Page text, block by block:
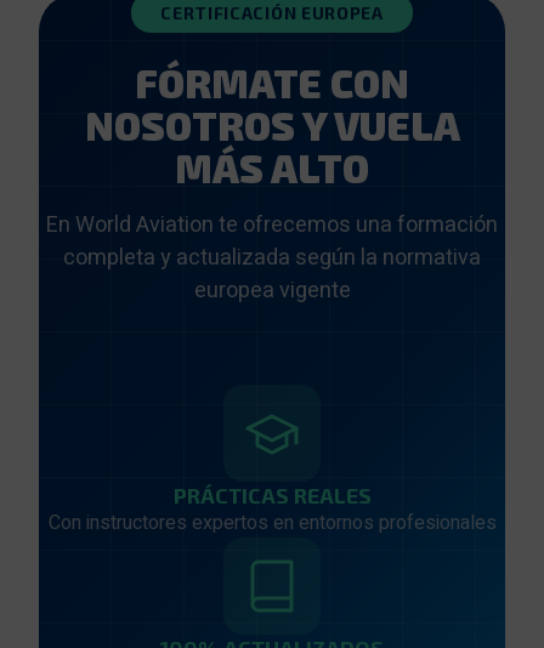
CERTIFICACIÓN EUROPEA
FÓRMATE CON
NOSOTROS Y VUELA
MÁS ALTO
En World Aviation te ofrecemos una formación
completa y actualizada según la normativa
europea vigente
PRÁCTICAS REALES
Con instructores expertos en entornos profesionales